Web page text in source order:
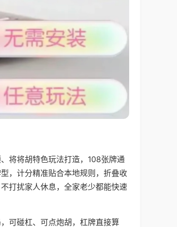
将将胡特色玩法打造，108张牌通
，计分精准贴合本地规则，折叠收
打扰家人休息，全家老少都能快速
可碰杠、可点炮胡，杠牌直接算